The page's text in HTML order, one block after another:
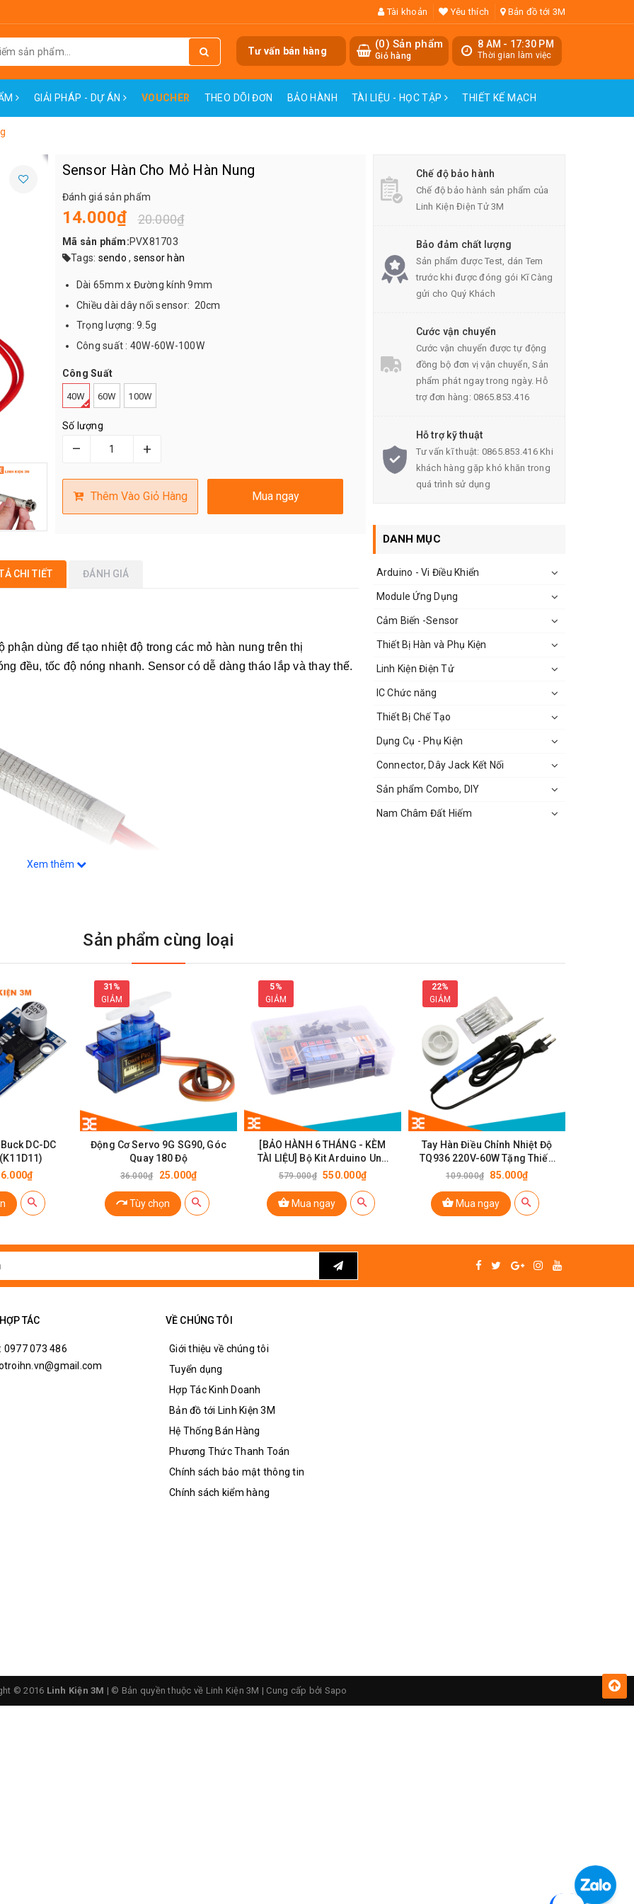
Tài khoản Yêu thích Bản đồ tới 3M
8 AM - 17:30 PM
Thời gian làm việc
(0) Sản phẩm
Giỏ hàng
Tư vấn bán hàng
GIẢI PHÁP - DỰ ÁN VOUCHER THEO DÕI ĐƠN BẢO HÀNH TÀI LIỆU - HỌC TẬP THIẾT KẾ MẠCH
Sensor Hàn Cho Mỏ Hàn Nung
Đánh giá sản phẩm
14.000₫ 20.000₫
Mã sản phẩm:PVX81703
Tags: sendo , sensor hàn
Dài 65mm x Đường kính 9mm
Chiều dài dây nối sensor: 20cm
Trọng lượng: 9.5g
Công suất : 40W-60W-100W
Công Suất
40W 60W 100W
Số lượng
– +
Thêm Vào Giỏ Hàng Mua ngay
CHI TIẾT ĐÁNH GIÁ
phận dùng để tạo nhiệt độ trong các mỏ hàn nung trên thị
đều, tốc độ nóng nhanh. Sensor có dễ dàng tháo lắp và thay thế.
Hàn Chất Lượng Cao
Xem thêm
Chế độ bảo hành
Chế độ bảo hành sản phẩm của
Linh Kiện Điện Tử 3M
Bảo đảm chất lượng
Sản phẩm được Test, dán Tem
trước khi được đóng gói Kĩ Càng
gửi cho Quý Khách
Cước vận chuyển
Cước vận chuyển được tự động
đồng bộ đơn vị vận chuyển, Sản
phẩm phát ngay trong ngày. Hỗ
trợ đơn hàng: 0865.853.416
Hỗ trợ kỹ thuật
Tư vấn kĩ thuật: 0865.853.416 Khi
khách hàng gặp khó khăn trong
quá trình sử dụng
DANH MỤC
Arduino - Vi Điều Khiển
Module Ứng Dụng
Cảm Biến -Sensor
Thiết Bị Hàn và Phụ Kiện
Linh Kiện Điện Tử
IC Chức năng
Thiết Bị Chế Tạo
Dụng Cụ - Phụ Kiện
Connector, Dây Jack Kết Nối
Sản phẩm Combo, DIY
Nam Châm Đất Hiếm
Sản phẩm cùng loại
DC-DC
31%
GIẢM
Động Cơ Servo 9G SG90, Góc
Quay 180 Độ
36.000₫ 25.000₫
Tùy chọn
5%
GIẢM
[BẢO HÀNH 6 THÁNG - KÈM
TÀI LIỆU] Bộ Kit Arduino Uno
R3 V3 PLUS
579.000₫ 550.000₫
Mua ngay
22%
GIẢM
Tay Hàn Điều Chỉnh Nhiệt Độ
TQ936 220V-60W Tặng Thiếc
30g, 5 Mũi Hàn, Giá Đỡ Mỏ Hàn
109.000₫ 85.000₫
Mua ngay
TÁC
0977 073 486
VỀ CHÚNG TÔI
Giới thiệu về chúng tôi
Tuyển dụng
Hợp Tác Kinh Doanh
Bản đồ tới Linh Kiện 3M
Hệ Thống Bán Hàng
Phương Thức Thanh Toán
Chính sách bảo mật thông tin
Chính sách kiểm hàng
© 2016 Linh Kiện 3M | © Bản quyền thuộc về Linh Kiện 3M | Cung cấp bởi Sapo